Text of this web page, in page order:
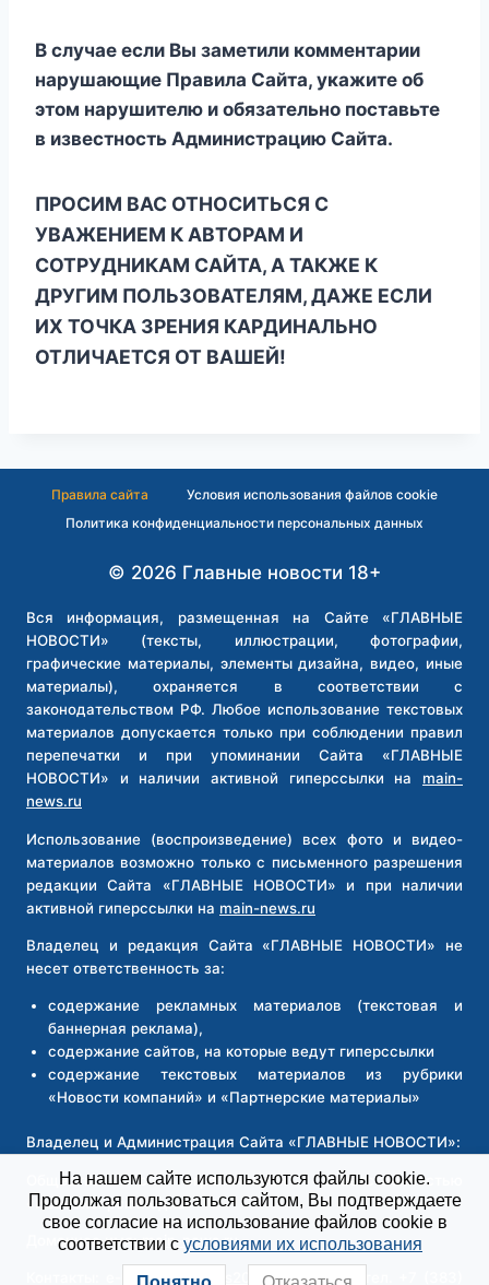
В случае если Вы заметили комментарии
нарушающие Правила Сайта, укажите об
этом нарушителю и обязательно поставьте
в известность Администрацию Сайта.
ПРОСИМ ВАС ОТНОСИТЬСЯ С
УВАЖЕНИЕМ К АВТОРАМ И
СОТРУДНИКАМ САЙТА, А ТАКЖЕ К
ДРУГИМ ПОЛЬЗОВАТЕЛЯМ, ДАЖЕ ЕСЛИ
ИХ ТОЧКА ЗРЕНИЯ КАРДИНАЛЬНО
ОТЛИЧАЕТСЯ ОТ ВАШЕЙ!
Правила сайта
Условия использования файлов cookie
Политика конфиденциальности персональных данных
© 2026 Главные новости 18+
Вся информация, размещенная на Сайте «ГЛАВНЫЕ
НОВОСТИ» (тексты, иллюстрации, фотографии,
графические материалы, элементы дизайна, видео, иные
материалы), охраняется в соответствии с
законодательством РФ. Любое использование текстовых
материалов допускается только при соблюдении правил
перепечатки и при упоминании Сайта «ГЛАВНЫЕ
НОВОСТИ» и наличии активной гиперссылки на main-
news.ru
Использование (воспроизведение) всех фото и видео-
материалов возможно только с письменного разрешения
редакции Сайта «ГЛАВНЫЕ НОВОСТИ» и при наличии
активной гиперссылки на main-news.ru
Владелец и редакция Сайта «ГЛАВНЫЕ НОВОСТИ» не
несет ответственность за:
содержание рекламных материалов (текстовая и
баннерная реклама),
содержание сайтов, на которые ведут гиперссылки
содержание текстовых материалов из рубрики
«Новости компаний» и «Партнерские материалы»
Владелец и Администрация Сайта «ГЛАВНЫЕ НОВОСТИ»:
Общество с ограниченной ответственностью
«Новосибирск Медиа»
Доменное имя:main-news.ru
Контакты: e-mailmain-news2026@yandex.ru
На нашем сайте используются файлы cookie.
Продолжая пользоваться сайтом, Вы подтверждаете
свое согласие на использование файлов cookie в
соответствии с условиями их использования